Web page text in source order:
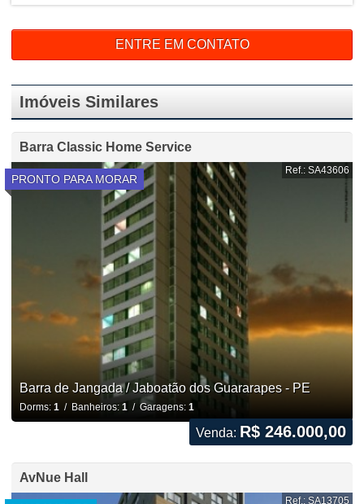
ENTRE EM CONTATO
Imóveis Similares
Barra Classic Home Service
PRONTO PARA MORAR
Ref.: SA43606
Barra de Jangada / Jaboatão dos Guararapes - PE
Dorms: 1/ Banheiros: 1/ Garagens: 1
Venda: R$ 246.000,00
AvNue Hall
Ref.: SA13705